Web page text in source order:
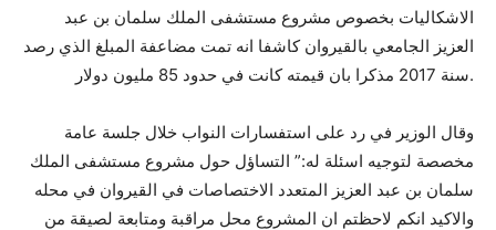
الاشكاليات بخصوص مشروع مستشفى الملك سلمان بن عبد
العزيز الجامعي بالقيروان كاشفا انه تمت مضاعفة المبلغ الذي رصد
سنة 2017 مذكرا بان قيمته كانت في حدود 85 مليون دولار.
وقال الوزير في رد على استفسارات النواب خلال جلسة عامة
مخصصة لتوجيه اسئلة له:” التساؤل حول مشروع مستشفى الملك
سلمان بن عبد العزيز المتعدد الاختصاصات في القيروان في محله
والاكيد انكم لاحظتم ان المشروع محل مراقبة ومتابعة لصيقة من